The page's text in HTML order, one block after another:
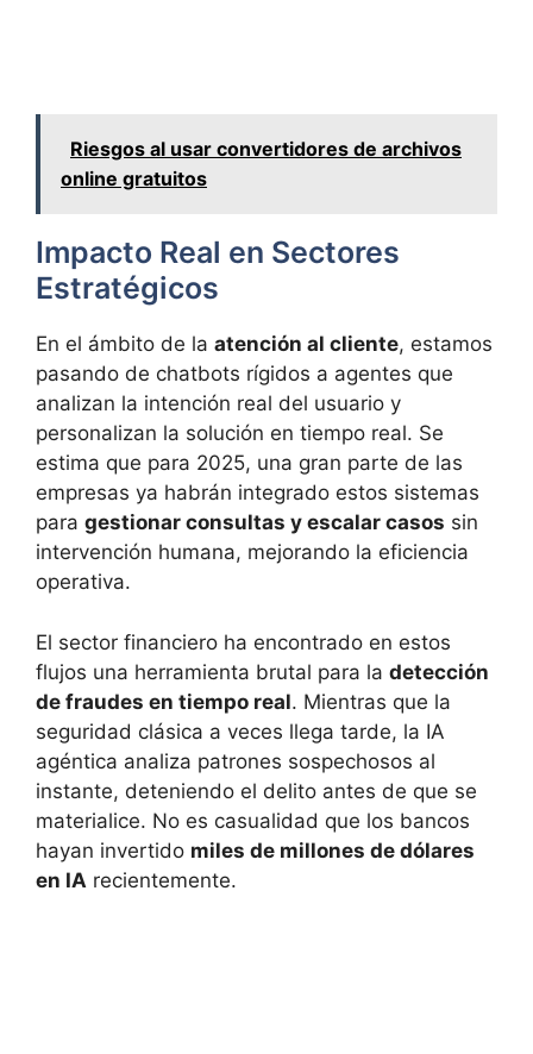
Riesgos al usar convertidores de archivos
online gratuitos
Impacto Real en Sectores
Estratégicos
En el ámbito de la atención al cliente, estamos
pasando de chatbots rígidos a agentes que
analizan la intención real del usuario y
personalizan la solución en tiempo real. Se
estima que para 2025, una gran parte de las
empresas ya habrán integrado estos sistemas
para gestionar consultas y escalar casos sin
intervención humana, mejorando la eficiencia
operativa.
El sector financiero ha encontrado en estos
flujos una herramienta brutal para la detección
de fraudes en tiempo real. Mientras que la
seguridad clásica a veces llega tarde, la IA
agéntica analiza patrones sospechosos al
instante, deteniendo el delito antes de que se
materialice. No es casualidad que los bancos
hayan invertido miles de millones de dólares
en IA recientemente.